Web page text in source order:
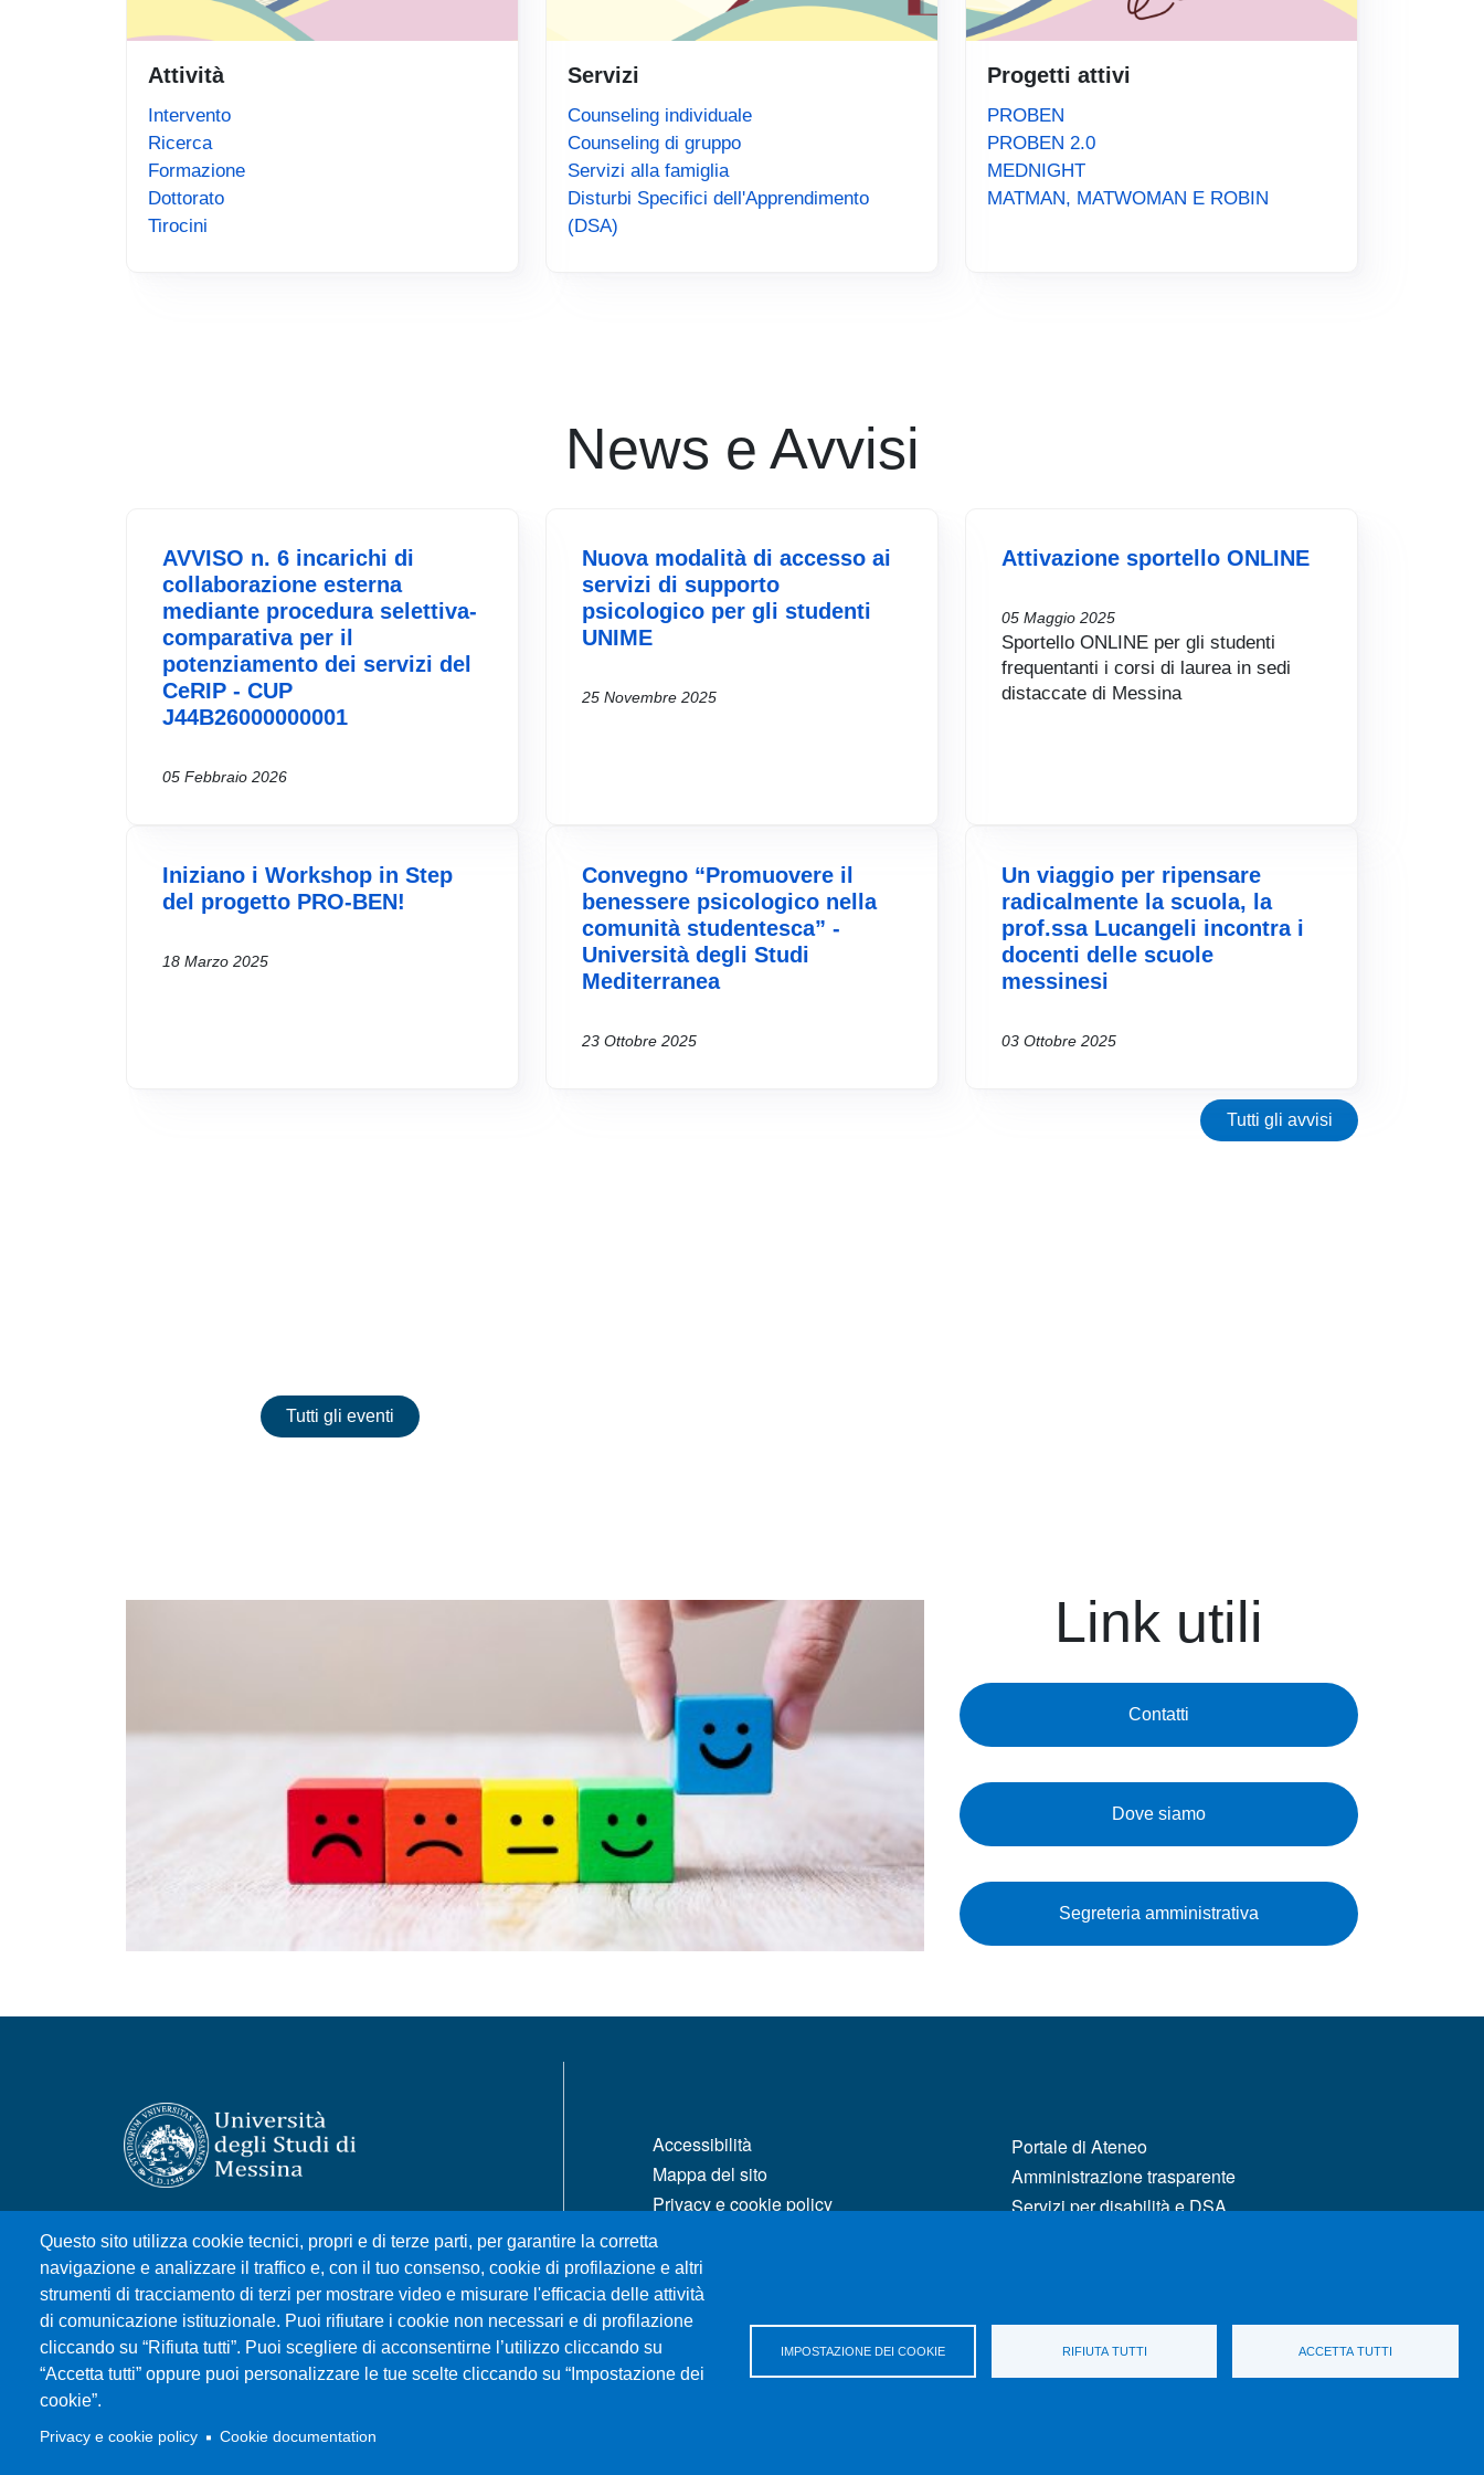
Attività
Intervento
Ricerca
Formazione
Dottorato
Tirocini
Servizi
Counseling individuale
Counseling di gruppo
Servizi alla famiglia
Disturbi Specifici dell'Apprendimento
(DSA)
Progetti attivi
PROBEN
PROBEN 2.0
MEDNIGHT
MATMAN, MATWOMAN E ROBIN
News e Avvisi
AVVISO n. 6 incarichi di
collaborazione esterna
mediante procedura selettiva-
comparativa per il
potenziamento dei servizi del
CeRIP - CUP
J44B26000000001
05 Febbraio 2026
Nuova modalità di accesso ai
servizi di supporto
psicologico per gli studenti
UNIME
25 Novembre 2025
Attivazione sportello ONLINE
05 Maggio 2025
Sportello ONLINE per gli studenti
frequentanti i corsi di laurea in sedi
distaccate di Messina
Iniziano i Workshop in Step
del progetto PRO-BEN!
18 Marzo 2025
Convegno “Promuovere il
benessere psicologico nella
comunità studentesca” -
Università degli Studi
Mediterranea
23 Ottobre 2025
Un viaggio per ripensare
radicalmente la scuola, la
prof.ssa Lucangeli incontra i
docenti delle scuole
messinesi
03 Ottobre 2025
Tutti gli avvisi
Tutti gli eventi
Link utili
Contatti
Dove siamo
Segreteria amministrativa
Questo sito utilizza cookie tecnici, propri e di terze parti, per garantire la corretta
navigazione e analizzare il traffico e, con il tuo consenso, cookie di profilazione e altri
strumenti di tracciamento di terzi per mostrare video e misurare l'efficacia delle attività
di comunicazione istituzionale. Puoi rifiutare i cookie non necessari e di profilazione
cliccando su “Rifiuta tutti”. Puoi scegliere di acconsentirne l’utilizzo cliccando su
“Accetta tutti” oppure puoi personalizzare le tue scelte cliccando su “Impostazione dei
cookie”.
Privacy e cookie policy Cookie documentation
IMPOSTAZIONE DEI COOKIE RIFIUTA TUTTI ACCETTA TUTTI
Università degli Studi di Messina
Piazza Pugliatti, 1 - 98122 Messina
Cod. Fiscale 80004070837
P.IVA 00724160833
Centralino: 090 676 1
Accessibilità
Mappa del sito
Privacy e cookie policy
Rivedi le tue scelte sui cookie
Portale di Ateneo
Amministrazione trasparente
Servizi per disabilità e DSA